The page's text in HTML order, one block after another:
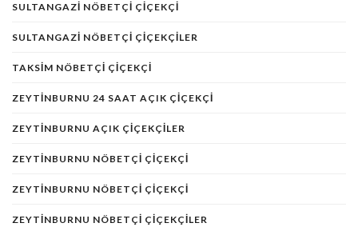
SULTANGAZI NÖBETÇI ÇIÇEKÇI
SULTANGAZI NÖBETÇI ÇIÇEKÇILER
TAKSIM NÖBETÇI ÇIÇEKÇI
ZEYTINBURNU 24 SAAT AÇIK ÇIÇEKÇI
ZEYTINBURNU AÇIK ÇIÇEKÇILER
ZEYTINBURNU NÖBETÇI ÇIÇEKÇI
ZEYTINBURNU NÖBETÇI ÇIÇEKÇI
ZEYTINBURNU NÖBETÇI ÇIÇEKÇILER